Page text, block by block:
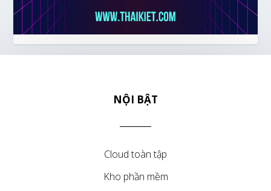
NỘI BẬT
Cloud toàn tập
Kho phần mềm